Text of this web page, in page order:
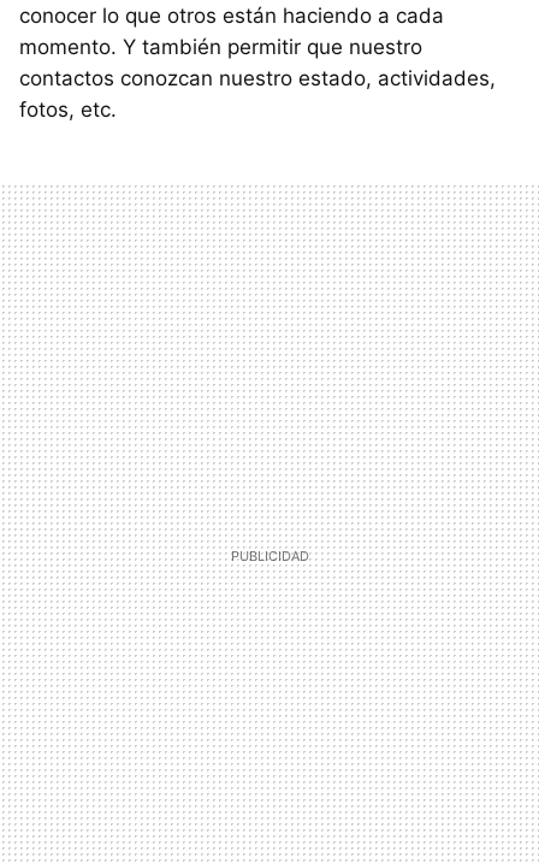
conocer lo que otros están haciendo a cada
momento. Y también permitir que nuestro
contactos conozcan nuestro estado, actividades,
fotos, etc.